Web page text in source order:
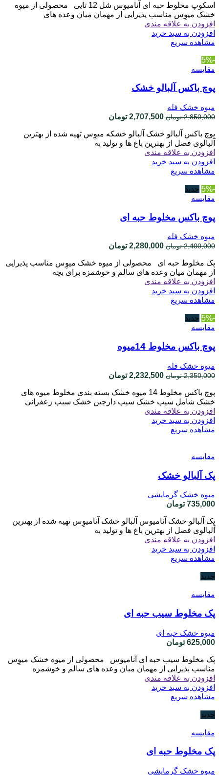
3,900,000 تومان
بود.
2,730,000 تومان
است.
اسکوپ مخلوط حبه ای آنامیوس شل 12 تایی محصولی از میوه
خشک میوِس مناسب پذیرایی از مهمان میان وعده های
افزودن به علاقه مندی
افزودن به سبد خرید
مشاهده سریع
-5%
مقایسه
پوچ باکس آلبالو خشک
میوه خشک فله
2,850,000 تومان قیمت
2,850,000 تومان
بود.
2,707,500 تومان
2,707,500 تومان
است.
پوچ باکس آلبالو خشک آلبالو خشکه میوِس تهیه شده از بهترین
آلبالوی فصل از بهترین باغ ها و تولید به
افزودن به علاقه مندی
افزودن به سبد خرید
مشاهده سریع
-5%
جدید
مقایسه
پوچ باکس مخلوط حبه ای
میوه خشک فله
2,400,000 تومان قیمت
2,400,000 تومان
بود.
2,280,000 تومان
2,280,000 تومان
است.
پک مخلوط حبه ای محصولی از میوه خشک میوِس مناسب پذیرایی
از مهمان میان وعده های سالم و خوشمزه برای بچه
افزودن به علاقه مندی
افزودن به سبد خرید
مشاهده سریع
-5%
جدید
مقایسه
پوچ باکس مخلوط 14میوه
میوه خشک فله
2,350,000 تومان قیمت
2,350,000 تومان
بود.
2,232,500 تومان
2,232,500 تومان
است.
پوچ باکس مخلوط 14 میوه خشک بسته بندی مخلوط میوه های
خشک شامل سیب خشک سیب دارچین خشک سیب زعفرانی
افزودن به علاقه مندی
افزودن به سبد خرید
مشاهده سریع
مقایسه
پک آلبالو خشک
میوه خشک گرمایشی
735,000 تومان
پک آلبالو خشک آنامیوس آلبالو خشک آنامیوِس تهیه شده از بهترین
آلبالوی فصل از بهترین باغ ها و تولید به
افزودن به علاقه مندی
افزودن به سبد خرید
مشاهده سریع
جدید
مقایسه
پک مخلوط سیب حبه ای
میوه خشک حبه ای
625,000 تومان
پک مخلوط سیب حبه ای آنامیوس محصولی از میوه خشک میوِس
مناسب پذیرایی از مهمان میان وعده های سالم و خوشمزه
افزودن به علاقه مندی
افزودن به سبد خرید
مشاهده سریع
جدید
مقایسه
پک مخلوط حبه ای
میوه خشک گرمایشی